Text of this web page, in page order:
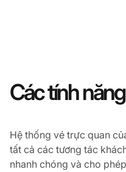
Các tính
Hệ thống vé trực quan
tất cả các tương tác
nhanh chóng và cho